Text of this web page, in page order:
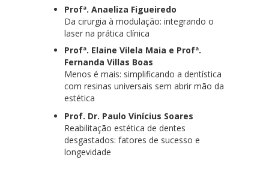
Profª. Anaeliza Figueiredo
Da cirurgia à modulação: integrando o
laser na prática clínica
Profª. Elaine Vilela Maia e Profª.
Fernanda Villas Boas
Menos é mais: simplificando a dentística
com resinas universais sem abrir mão da
estética
Prof. Dr. Paulo Vinícius Soares
Reabilitação estética de dentes
desgastados: fatores de sucesso e
longevidade